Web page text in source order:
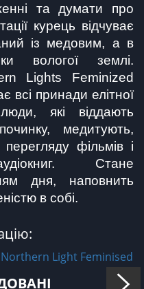
та думати про
курець відчуває
із медовим, а в
вологої землі.
Lights Feminized
всі принади елітної
які віддають
медитують,
фільмів і
Стане
дня, наповнить
в собі.
Light Feminised